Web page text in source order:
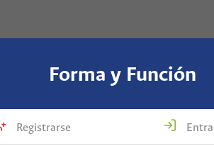
Forma y Función
Registrarse